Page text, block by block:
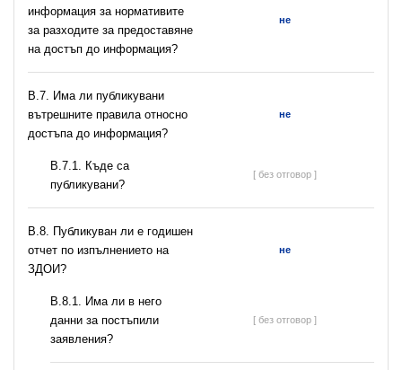
информация за нормативите
за разходите за предоставяне
на достъп до информация?
не
В.7. Има ли публикувани
вътрешните правила относно
достъпа до информация?
не
В.7.1. Къде са
публикувани?
[ без отговор ]
В.8. Публикуван ли е годишен
отчет по изпълнението на
ЗДОИ?
не
В.8.1. Има ли в него
данни за постъпили
заявления?
[ без отговор ]